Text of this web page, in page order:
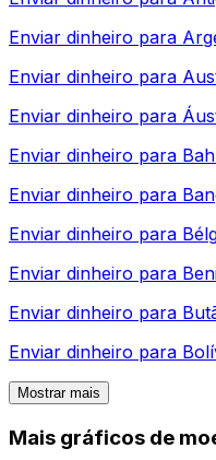
Enviar dinheiro para
Enviar dinheiro para
Enviar dinheiro para
Enviar dinheiro para
Enviar dinheiro para
Enviar dinheiro para
Enviar dinheiro para
Enviar dinheiro para
Enviar dinheiro para
Mostrar mais
Mais gráficos de